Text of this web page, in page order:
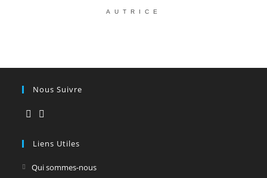
AUTRICE
Nous Suivre
Liens Utiles
Qui sommes-nous